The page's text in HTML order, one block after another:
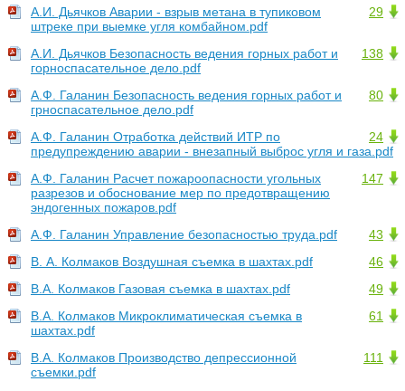
29
А.И. Дьячков Аварии - взрыв метана в тупиковом
штреке при выемке угля комбайном.pdf
138
А.И. Дьячков Безопасность ведения горных работ и
горноспасательное дело.pdf
80
А.Ф. Галанин Безопасность ведения горных работ и
грноспасательное дело.pdf
24
А.Ф. Галанин Отработка действий ИТР по
предупреждению аварии - внезапный выброс угля и газа.pdf
147
А.Ф. Галанин Расчет пожароопасности угольных
разрезов и обоснование мер по предотвращению
эндогенных пожаров.pdf
43
А.Ф. Галанин Управление безопасностью труда.pdf
46
В. А. Колмаков Воздушная съемка в шахтах.pdf
49
В.А. Колмаков Газовая съемка в шахтах.pdf
61
В.А. Колмаков Микроклиматическая съемка в
шахтах.pdf
111
В.А. Колмаков Производство депрессионной
съемки.pdf